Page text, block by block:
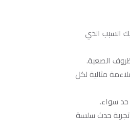
السبب الذي
الصعبة.
مثالية لكل
حد سواء.
تجربة حدث سلسة